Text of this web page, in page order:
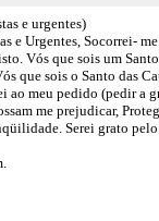
e urgentes)
e Urgentes, Socorrei-
Vós que sois um
que sois o Santo das
ao meu pedido (pedir a
me prejudicar,
Serei grato